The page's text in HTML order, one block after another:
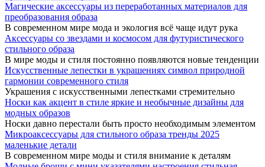
Магические аксессуары из переработанных материалов для
преобразования образа
В современном мире мода и экология всё чаще идут рука
Аксессуары со звездами и космосом для футуристического
стильного образа
В мире моды и стиля постоянно появляются новые тенденции
Искусственные лепестки в украшениях символ природной
гармонии современного стиля
Украшения с искусственными лепестками стремительно
Носки как акцент в стиле яркие и необычные дизайны для
модных образов
Носки давно перестали быть просто необходимым элементом
Микроаксессуары для стильного образа тренды 2025
маленькие детали
В современном мире моды и стиля внимание к деталям